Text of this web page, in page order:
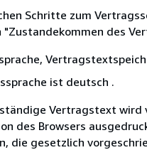
Schritte zum
"Zustandekommen des
ist deutsch .
Vertragstext wird
des Browsers
die gesetzlich